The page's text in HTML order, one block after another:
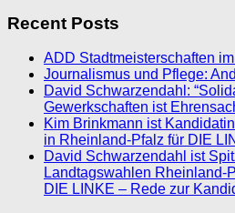
Recent Posts
ADD Stadtmeisterschaften
Journalismus und Pflege:
David Schwarzendahl:
Gewerkschaften ist
Kim Brinkmann ist
in Rheinland-Pfalz für DIE
David Schwarzendahl ist
Landtagswahlen Rheinland-
DIE LINKE – Rede zur